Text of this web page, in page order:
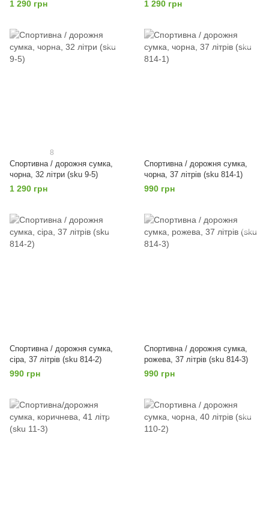
1 290 грн 1 290 грн
8
Спортивна / дорожня сумка,
чорна, 32 літри (sku 9-5)
1 290 грн
Спортивна / дорожня сумка,
чорна, 37 літрів (sku 814-1)
990 грн
Спортивна / дорожня сумка,
сіра, 37 літрів (sku 814-2)
990 грн
Спортивна / дорожня сумка,
рожева, 37 літрів (sku 814-3)
990 грн